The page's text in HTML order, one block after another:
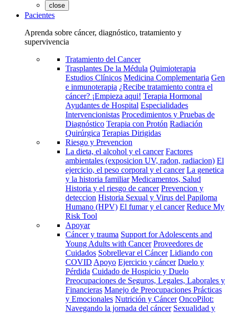
close
Pacientes
Aprenda sobre cáncer, diagnóstico, tratamiento y
supervivencia
Tratamiento del Cancer
Trasplantes De la Médula Quimioterapia
Estudios Clínicos Medicina Complementaria Gen
e inmunoterapia ¿Recibe tratamiento contra el
cáncer? ¡Empieza aqui! Terapia Hormonal
Ayudantes de Hospital Especialidades
Intervencionistas Procedimientos y Pruebas de
Diagnóstico Terapia con Protón Radiación
Quirúrgica Terapias Dirigidas
Riesgo y Prevencion
La dieta, el alcohol y el cancer Factores
ambientales (exposicion UV, radon, radiacion) El
ejercicio, el peso corporal y el cancer La genetica
y la historia familiar Medicamentos, Salud
Historia y el riesgo de cancer Prevencion y
deteccion Historia Sexual y Virus del Papiloma
Humano (HPV) El fumar y el cancer Reduce My
Risk Tool
Apoyar
Cáncer y trauma Support for Adolescents and
Young Adults with Cancer Proveedores de
Cuidados Sobrellevar el Cáncer Lidiando con
COVID Apoyo Ejercicio y cáncer Duelo y
Pérdida Cuidado de Hospicio y Duelo
Preocupaciones de Seguros, Legales, Laborales y
Financieras Manejo de Preocupaciones Prácticas
y Emocionales Nutrición y Cáncer OncoPilot:
Navegando la jornada del cáncer Sexualidad y